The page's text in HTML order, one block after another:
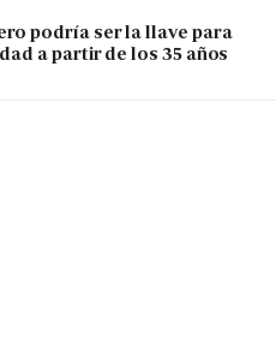
podría ser la llave para
a partir de los 35 años